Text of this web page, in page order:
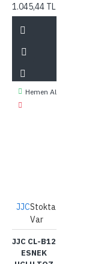
1.045,44 TL
Hemen Al
JJCStokta
Var
JJC CL-B12
ESNEK